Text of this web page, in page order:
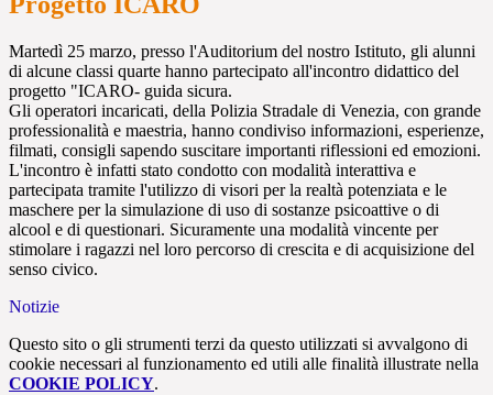
Martedì 25 marzo, presso l'Auditorium del nostro Istituto, gli alunni
di alcune classi quarte hanno partecipato all'incontro didattico del
progetto "ICARO- guida sicura.
Gli operatori incaricati, della Polizia Stradale di Venezia, con grande
professionalità e maestria, hanno condiviso informazioni, esperienze,
filmati, consigli sapendo suscitare importanti riflessioni ed emozioni.
L'incontro è infatti stato condotto con modalità interattiva e
partecipata tramite l'utilizzo di visori per la realtà potenziata e le
maschere per la simulazione di uso di sostanze psicoattive o di
alcool e di questionari. Sicuramente una modalità vincente per
stimolare i ragazzi nel loro percorso di crescita e di acquisizione del
senso civico.
Notizie
Questo sito o gli strumenti terzi da questo utilizzati si avvalgono di
cookie necessari al funzionamento ed utili alle finalità illustrate nella
COOKIE POLICY.